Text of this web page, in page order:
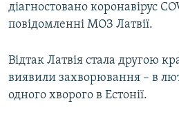
діагностовано коронавірус
повідомленні МОЗ Латвії.
Відтак Латвія стала другою
виявили захворювання – в
одного хворого в Естонії.